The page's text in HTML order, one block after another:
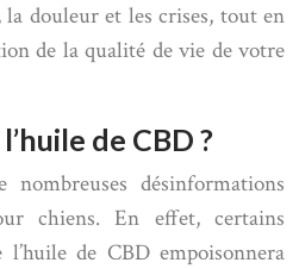
la douleur et les crises, tout en
de la qualité de vie de votre
de CBD ?
désinformations
chiens. En effet, certains
de CBD empoisonnera